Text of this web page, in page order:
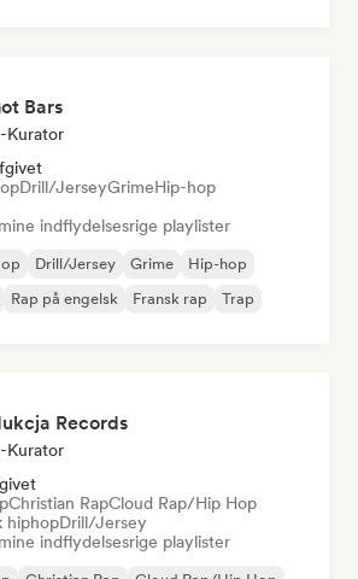
Bars
Kurator
Drill/JerseyGrimeHip-hop
indflydelsesrige playlister
Drill/Jersey Grime
Hip-hop
Rap på engelsk Fransk rap Trap
Records
Kurator
Christian RapCloud Rap/Hip Hop
hiphopDrill/Jersey
indflydelsesrige playlister